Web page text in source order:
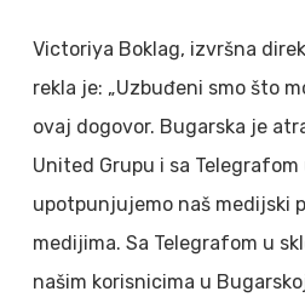
Victoriya Boklag, izvršna
rekla je: „Uzbuđeni smo što
ovaj dogovor. Bugarska je
United Grupu i sa
upotpunjujemo naš medijski
medijima. Sa Telegrafom u
našim korisnicima u